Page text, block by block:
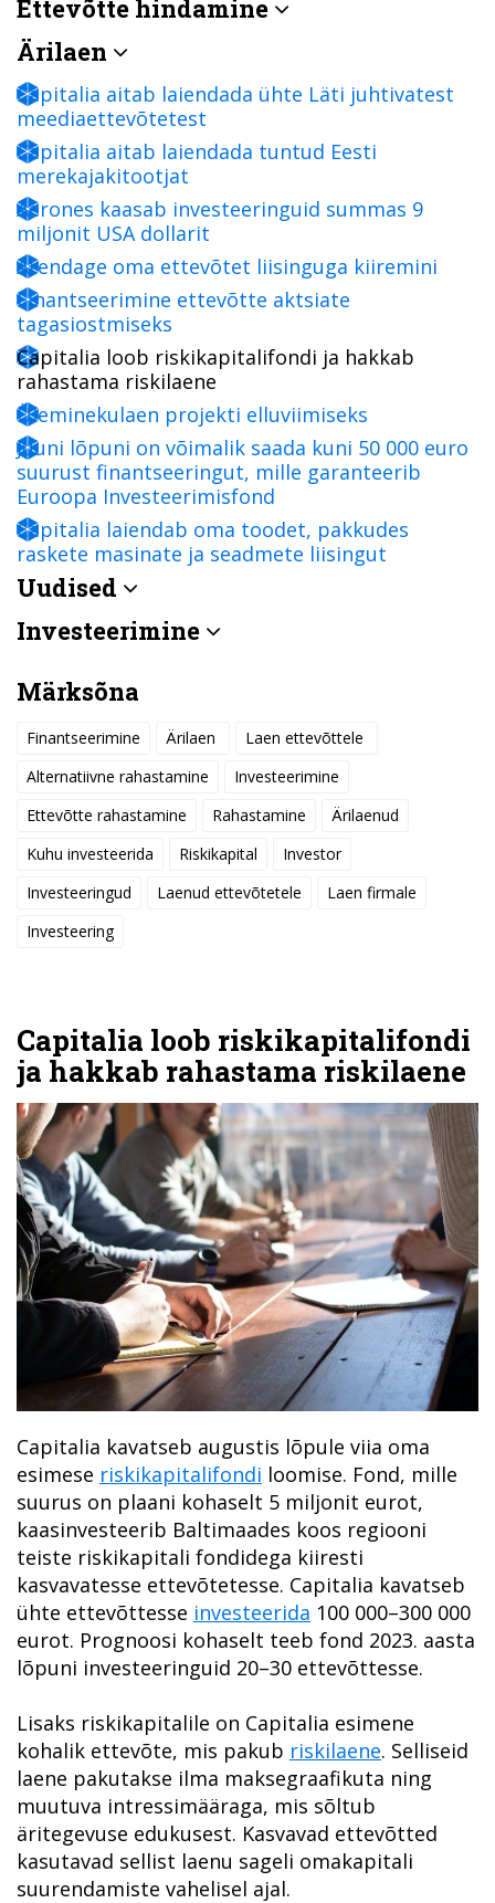
Capitalia loob riskikapitalifondi
ja hakkab rahastama riskilaene
Capitalia kavatseb augustis lõpule viia oma
esimese riskikapitalifondi loomise. Fond, mille
suurus on plaani kohaselt 5 miljonit eurot,
kaasinvesteerib Baltimaades koos regiooni
teiste riskikapitali fondidega kiiresti
kasvavatesse ettevõtetesse. Capitalia kavatseb
ühte ettevõttesse investeerida 100 000–300 000
eurot. Prognoosi kohaselt teeb fond 2023. aasta
lõpuni investeeringuid 20–30 ettevõttesse.
Lisaks riskikapitalile on Capitalia esimene
kohalik ettevõte, mis pakub riskilaene. Selliseid
laene pakutakse ilma maksegraafikuta ning
muutuva intressimääraga, mis sõltub
äritegevuse edukusest. Kasvavad ettevõtted
kasutavad sellist laenu sageli omakapitali
suurendamiste vahelisel ajal.
Ettevõtte hindamine
Ärilaen
Capitalia aitab laiendada ühte Läti juhtivatest
meediaettevõtetest
Capitalia aitab laiendada tuntud Eesti
merekajakitootjat
Aerones kaasab investeeringuid summas 9
miljonit USA dollarit
Arendage oma ettevõtet liisinguga kiiremini
Finantseerimine ettevõtte aktsiate
tagasiostmiseks
Capitalia loob riskikapitalifondi ja hakkab
rahastama riskilaene
Üleminekulaen projekti elluviimiseks
Juuni lõpuni on võimalik saada kuni 50 000 euro
suurust finantseeringut, mille garanteerib
Euroopa Investeerimisfond
Capitalia laiendab oma toodet, pakkudes
raskete masinate ja seadmete liisingut
Uudised
Investeerimine
Märksõna
Finantseerimine Ärilaen
Laen ettevõttele
Alternatiivne rahastamine
Investeerimine
Ettevõtte rahastamine
Rahastamine
Ärilaenud
Kuhu investeerida
Riskikapital
Investor
Investeeringud
Laenud ettevõtetele
Laen firmale
Investeering